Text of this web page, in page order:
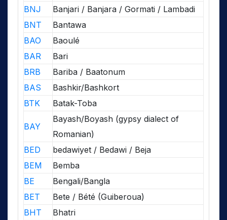
BNJ
Banjari / Banjara / Gormati / Lambadi
BNT
Bantawa
BAO
Baoulé
BAR
Bari
BRB
Bariba / Baatonum
BAS
Bashkir/Bashkort
BTK
Batak-Toba
BAY
Bayash/Boyash (gypsy dialect of
Romanian)
BED
bedawiyet / Bedawi / Beja
BEM
Bemba
BE
Bengali/Bangla
BET
Bete / Bété (Guiberoua)
BHT
Bhatri